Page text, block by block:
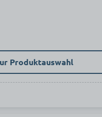
Produktauswahl